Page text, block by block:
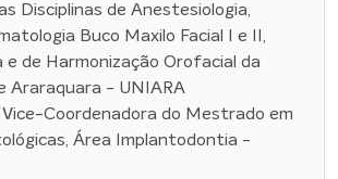
Disciplinas de Anestesiologia,
Buco Maxilo Facial I e II,
e de Harmonização Orofacial da
Araraquara - UNIARA
Coordenadora do Mestrado em
Área Implantodontia -